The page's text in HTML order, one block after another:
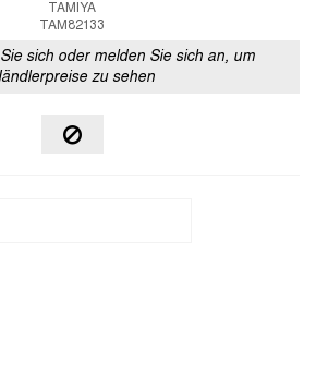
TAMIYA
TAM82133
sich oder melden Sie sich an, um
zu sehen